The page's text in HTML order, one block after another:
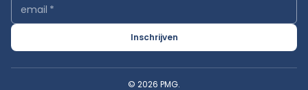
email *
Inschrijven
© 2026 PMG.